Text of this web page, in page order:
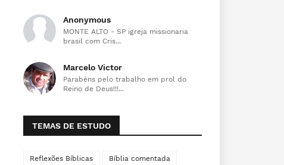
Anonymous
MONTE ALTO - SP igreja missionaria
brasil com Cris...
Marcelo Victor
Parabéns pelo trabalho em prol do
Reino de Deus!!!...
TEMAS DE ESTUDO
Reflexões Bíblicas Bíblia comentada